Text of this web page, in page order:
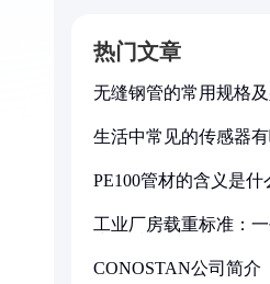
热门文章
无缝钢管的常用规格
生活中常见的传感器
PE100管材的含义是什
工业厂房载重标准：
CONOSTAN公司简介